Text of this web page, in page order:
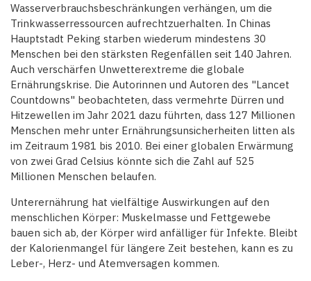
Wasserverbrauchsbeschränkungen verhängen, um die
Trinkwasserressourcen aufrechtzuerhalten. In Chinas
Hauptstadt Peking starben wiederum mindestens 30
Menschen bei den stärksten Regenfällen seit 140 Jahren.
Auch verschärfen Unwetterextreme die globale
Ernährungskrise. Die Autorinnen und Autoren des "Lancet
Countdowns" beobachteten, dass vermehrte Dürren und
Hitzewellen im Jahr 2021 dazu führten, dass 127 Millionen
Menschen mehr unter Ernährungsunsicherheiten litten als
im Zeitraum 1981 bis 2010. Bei einer globalen Erwärmung
von zwei Grad Celsius könnte sich die Zahl auf 525
Millionen Menschen belaufen.
Unterernährung hat vielfältige Auswirkungen auf den
menschlichen Körper: Muskelmasse und Fettgewebe
bauen sich ab, der Körper wird anfälliger für Infekte. Bleibt
der Kalorienmangel für längere Zeit bestehen, kann es zu
Leber-, Herz- und Atemversagen kommen.